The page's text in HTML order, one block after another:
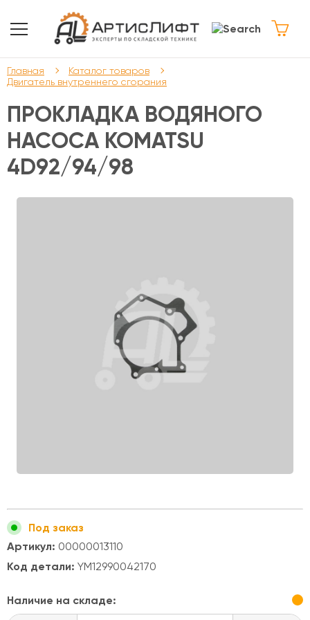
Главная
Каталог товаров
Двигатель внутреннего сгорания
ПРОКЛАДКА ВОДЯНОГО
НАСОСА KOMATSU
4D92/94/98
Под заказ
Артикул: 00000013110
Код детали: YM12990042170
Наличие на складе: